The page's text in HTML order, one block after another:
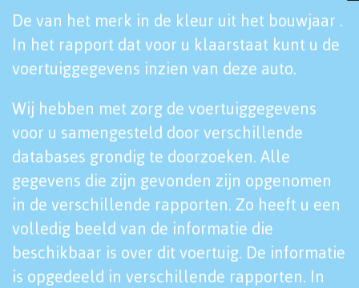
De van het merk in de kleur uit het bouwjaar .
In het rapport dat voor u klaarstaat kunt u de
voertuiggegevens inzien van deze auto.
Wij hebben met zorg de voertuiggegevens
voor u samengesteld door verschillende
databases grondig te doorzoeken. Alle
gegevens die zijn gevonden zijn opgenomen
in de verschillende rapporten. Zo heeft u een
volledig beeld van de informatie die
beschikbaar is over dit voertuig. De informatie
is opgedeeld in verschillende rapporten. In